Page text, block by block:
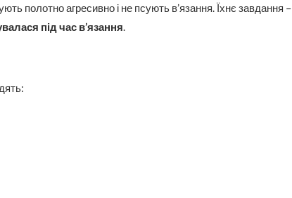
полотно агресивно і не псують в’язання. Їхнє завдання –
під час в’язання.